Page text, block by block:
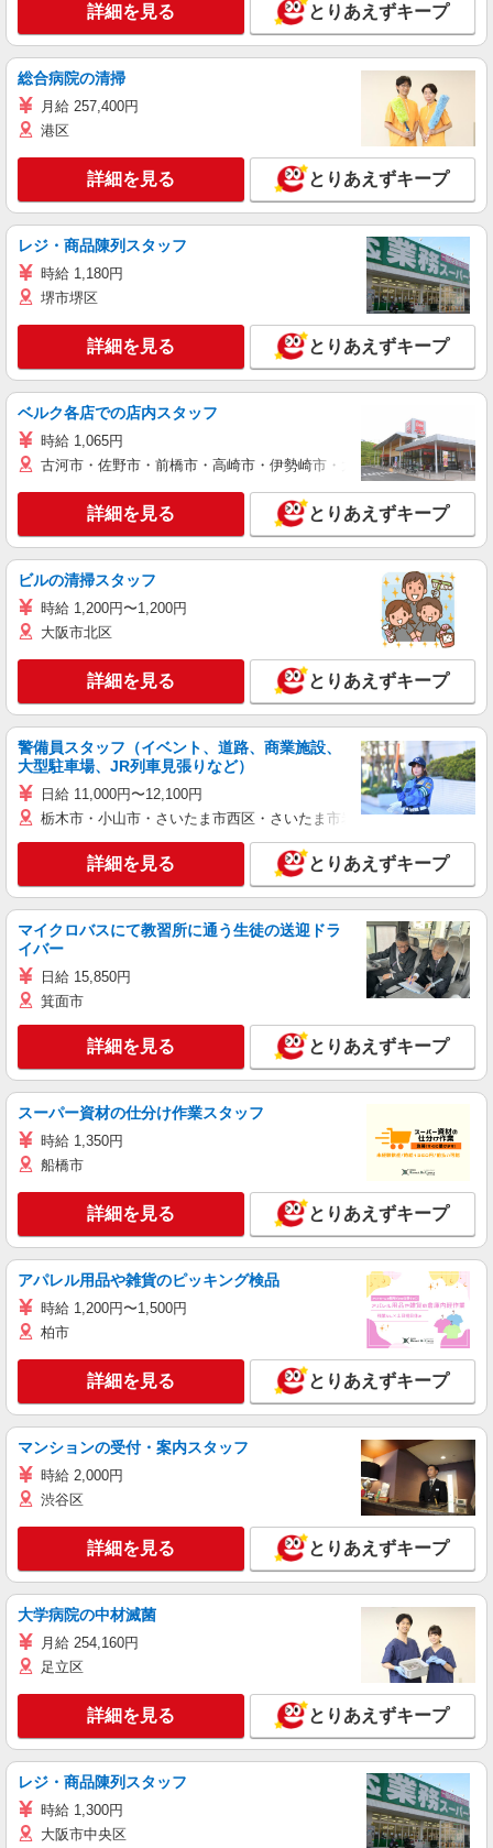
詳細を見る とりあえずキープ
総合病院の清掃
月給 257,400円
港区
詳細を見る とりあえずキープ
レジ・商品陳列スタッフ
時給 1,180円
堺市堺区
詳細を見る とりあえずキープ
ベルク各店での店内スタッフ
時給 1,065円
古河市・佐野市・前橋市・高崎市・伊勢崎市・太田市・館林市・藤
詳細を見る とりあえずキープ
ビルの清掃スタッフ
時給 1,200円〜1,200円
大阪市北区
詳細を見る とりあえずキープ
警備員スタッフ（イベント、道路、商業施設、
大型駐車場、JR列車見張りなど）
日給 11,000円〜12,100円
栃木市・小山市・さいたま市西区・さいたま市岩槻区・久喜市・蓮田
詳細を見る とりあえずキープ
マイクロバスにて教習所に通う生徒の送迎ドラ
イバー
日給 15,850円
箕面市
詳細を見る とりあえずキープ
スーパー資材の仕分け作業スタッフ
時給 1,350円
船橋市
詳細を見る とりあえずキープ
アパレル用品や雑貨のピッキング検品
時給 1,200円〜1,500円
柏市
詳細を見る とりあえずキープ
マンションの受付・案内スタッフ
時給 2,000円
渋谷区
詳細を見る とりあえずキープ
大学病院の中材滅菌
月給 254,160円
足立区
詳細を見る とりあえずキープ
レジ・商品陳列スタッフ
時給 1,300円
大阪市中央区